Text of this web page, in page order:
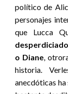
político de
personajes
que Lucca
o Diane,
historia.
anecdóticas